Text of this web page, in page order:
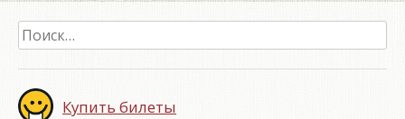
Найти:
Купить билеты